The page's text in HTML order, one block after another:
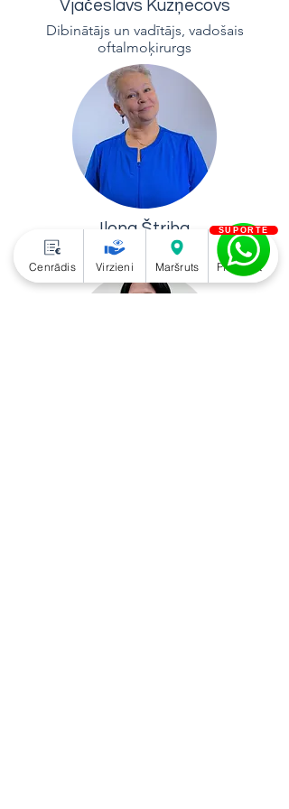
asociācijas darbībā.
Regulāri piedalās Latvijas un
starptautiskajās zinātniskajās
konferencēs, klīniskajos kursos
un profesionālajos semināros,
nepārtraukti pilnveidojot
zināšanas un prasmes savā
specialitātē.
Vjačeslavs Kuzņecovs
Dibinātājs un vadītājs, vadošais
oftalmoķirurgs
Ilona Štriha
Oftalmoķirurgs
Cenrādis Virzieni Maršruts Piezvanīt
SUPORTE